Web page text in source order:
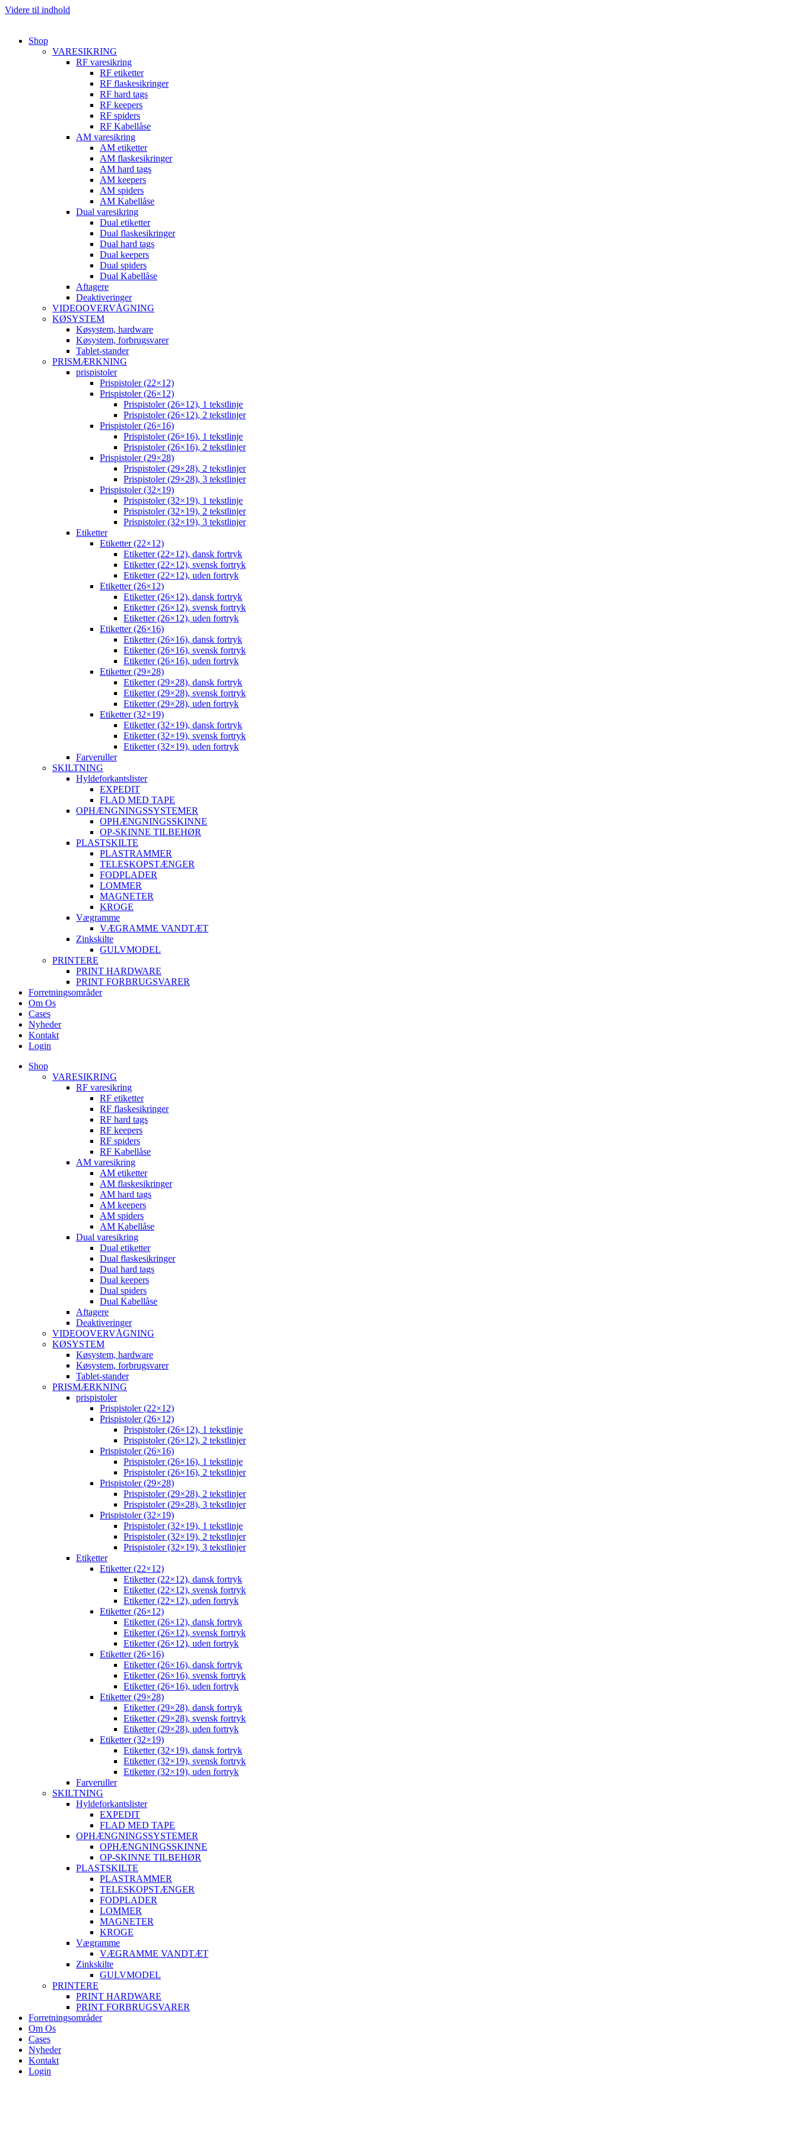
Videre til indhold
Shop
VARESIKRING
RF varesikring
RF etiketter
RF flaskesikringer
RF hard tags
RF keepers
RF spiders
RF Kabellåse
AM varesikring
AM etiketter
AM flaskesikringer
AM hard tags
AM keepers
AM spiders
AM Kabellåse
Dual varesikring
Dual etiketter
Dual flaskesikringer
Dual hard tags
Dual keepers
Dual spiders
Dual Kabellåse
Aftagere
Deaktiveringer
VIDEOOVERVÅGNING
KØSYSTEM
Køsystem, hardware
Køsystem, forbrugsvarer
Tablet-stander
PRISMÆRKNING
prispistoler
Prispistoler (22×12)
Prispistoler (26×12)
Prispistoler (26×12), 1 tekstlinje
Prispistoler (26×12), 2 tekstlinjer
Prispistoler (26×16)
Prispistoler (26×16), 1 tekstlinje
Prispistoler (26×16), 2 tekstlinjer
Prispistoler (29×28)
Prispistoler (29×28), 2 tekstlinjer
Prispistoler (29×28), 3 tekstlinjer
Prispistoler (32×19)
Prispistoler (32×19), 1 tekstlinje
Prispistoler (32×19), 2 tekstlinjer
Prispistoler (32×19), 3 tekstlinjer
Etiketter
Etiketter (22×12)
Etiketter (22×12), dansk fortryk
Etiketter (22×12), svensk fortryk
Etiketter (22×12), uden fortryk
Etiketter (26×12)
Etiketter (26×12), dansk fortryk
Etiketter (26×12), svensk fortryk
Etiketter (26×12), uden fortryk
Etiketter (26×16)
Etiketter (26×16), dansk fortryk
Etiketter (26×16), svensk fortryk
Etiketter (26×16), uden fortryk
Etiketter (29×28)
Etiketter (29×28), dansk fortryk
Etiketter (29×28), svensk fortryk
Etiketter (29×28), uden fortryk
Etiketter (32×19)
Etiketter (32×19), dansk fortryk
Etiketter (32×19), svensk fortryk
Etiketter (32×19), uden fortryk
Farveruller
SKILTNING
Hyldeforkantslister
EXPEDIT
FLAD MED TAPE
OPHÆNGNINGSSYSTEMER
OPHÆNGNINGSSKINNE
OP-SKINNE TILBEHØR
PLASTSKILTE
PLASTRAMMER
TELESKOPSTÆNGER
FODPLADER
LOMMER
MAGNETER
KROGE
Vægramme
VÆGRAMME VANDTÆT
Zinkskilte
GULVMODEL
PRINTERE
PRINT HARDWARE
PRINT FORBRUGSVARER
Forretningsområder
Om Os
Cases
Nyheder
Kontakt
Login
Shop
VARESIKRING
RF varesikring
RF etiketter
RF flaskesikringer
RF hard tags
RF keepers
RF spiders
RF Kabellåse
AM varesikring
AM etiketter
AM flaskesikringer
AM hard tags
AM keepers
AM spiders
AM Kabellåse
Dual varesikring
Dual etiketter
Dual flaskesikringer
Dual hard tags
Dual keepers
Dual spiders
Dual Kabellåse
Aftagere
Deaktiveringer
VIDEOOVERVÅGNING
KØSYSTEM
Køsystem, hardware
Køsystem, forbrugsvarer
Tablet-stander
PRISMÆRKNING
prispistoler
Prispistoler (22×12)
Prispistoler (26×12)
Prispistoler (26×12), 1 tekstlinje
Prispistoler (26×12), 2 tekstlinjer
Prispistoler (26×16)
Prispistoler (26×16), 1 tekstlinje
Prispistoler (26×16), 2 tekstlinjer
Prispistoler (29×28)
Prispistoler (29×28), 2 tekstlinjer
Prispistoler (29×28), 3 tekstlinjer
Prispistoler (32×19)
Prispistoler (32×19), 1 tekstlinje
Prispistoler (32×19), 2 tekstlinjer
Prispistoler (32×19), 3 tekstlinjer
Etiketter
Etiketter (22×12)
Etiketter (22×12), dansk fortryk
Etiketter (22×12), svensk fortryk
Etiketter (22×12), uden fortryk
Etiketter (26×12)
Etiketter (26×12), dansk fortryk
Etiketter (26×12), svensk fortryk
Etiketter (26×12), uden fortryk
Etiketter (26×16)
Etiketter (26×16), dansk fortryk
Etiketter (26×16), svensk fortryk
Etiketter (26×16), uden fortryk
Etiketter (29×28)
Etiketter (29×28), dansk fortryk
Etiketter (29×28), svensk fortryk
Etiketter (29×28), uden fortryk
Etiketter (32×19)
Etiketter (32×19), dansk fortryk
Etiketter (32×19), svensk fortryk
Etiketter (32×19), uden fortryk
Farveruller
SKILTNING
Hyldeforkantslister
EXPEDIT
FLAD MED TAPE
OPHÆNGNINGSSYSTEMER
OPHÆNGNINGSSKINNE
OP-SKINNE TILBEHØR
PLASTSKILTE
PLASTRAMMER
TELESKOPSTÆNGER
FODPLADER
LOMMER
MAGNETER
KROGE
Vægramme
VÆGRAMME VANDTÆT
Zinkskilte
GULVMODEL
PRINTERE
PRINT HARDWARE
PRINT FORBRUGSVARER
Forretningsområder
Om Os
Cases
Nyheder
Kontakt
Login